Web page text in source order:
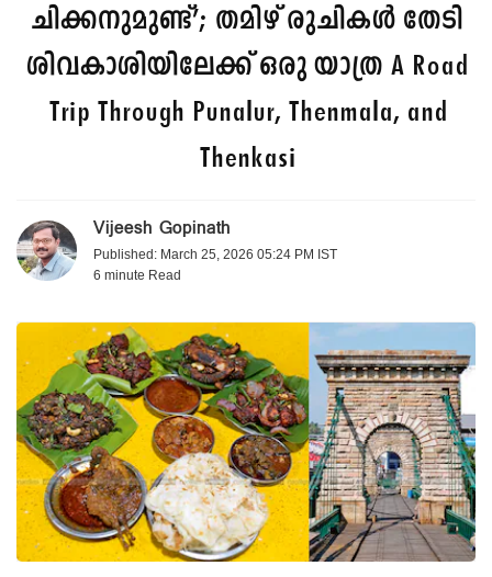
ചിക്കനുമുണ്ട്’; തമിഴ് രുചികള്‍ തേടി
ശിവകാശിയിലേക്ക് ഒരു യാത്ര A Road
Trip Through Punalur, Thenmala, and
Thenkasi
Vijeesh Gopinath
Published: March 25, 2026 05:24 PM IST
6 minute Read